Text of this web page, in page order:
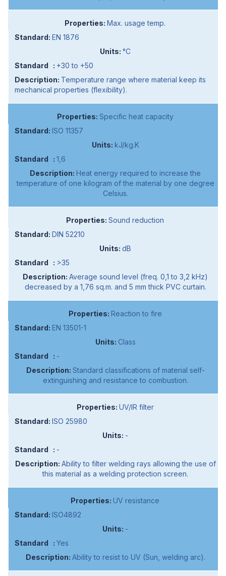
Max. usage temp.
EN 1876
°C
+30 to +50
Temperature range where material keep its
mechanical properties (flexibility).
Specific heat capacity
ISO 11357
kJ/kg.K
1,6
Heat energy required to increase the
temperature of one kilogram of the material by one degree
Celsius.
Sound reduction
DIN 52210
dB
>35
Average sound level (freq. 0,1 to 3,2 kHz)
decreased by a 1,76 sq.m. and 5 mm thick PVC curtain.
Reaction to fire
EN 13501-1
Class
-
Standard classifications of material self-
extinguishing and resistance to combustion.
UV/IR filter
ISO 25980
-
-
Ability to filter welding rays allowing the use of
this material as a welding protection screen.
UV resistance
ISO4892
-
Yes
Ability to resist to UV (Sun, welding arc).